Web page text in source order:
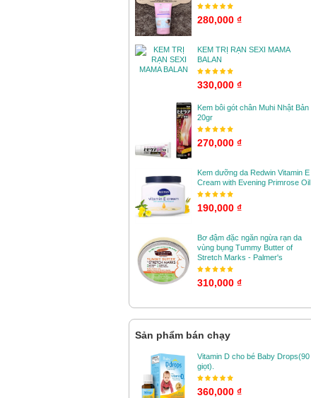
280,000 ₫
KEM TRỊ RẠN SEXI MAMA
BALAN
330,000 ₫
Kem bôi gót chân Muhi Nhật Bản
20gr
270,000 ₫
Kem dưỡng da Redwin Vitamin E
Cream with Evening Primrose Oil
190,000 ₫
Bơ đậm đặc ngăn ngừa rạn da
vùng bụng Tummy Butter of
Stretch Marks - Palmer's
310,000 ₫
Sản phẩm bán chạy
Vitamin D cho bé Baby Drops(90
giọt).
360,000 ₫